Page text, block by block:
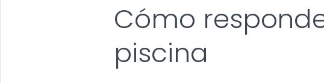
Cómo
piscina